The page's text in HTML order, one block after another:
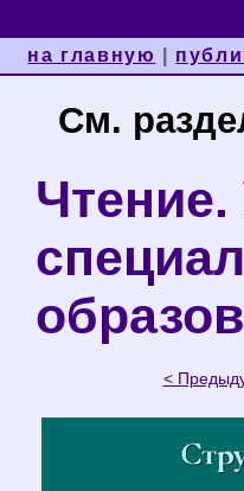
на главную
См.
Чтение.
<